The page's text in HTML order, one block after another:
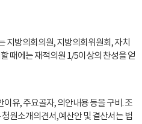
지방의회의원, 지방의회위원회, 자치
때에는 재적의원 1/5이상의 찬성을 얻
유, 주요골자, 의안내용 등을 구비. 조
원소개의견서,예산안 및 결산서는 법